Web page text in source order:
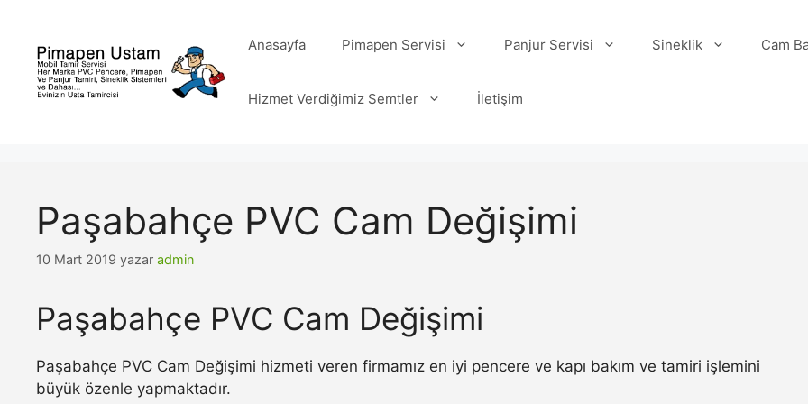
Anasayfa Pimapen Servisi Panjur Servisi Sineklik Cam
Hizmet Verdiğimiz Semtler İletişim
Paşabahçe PVC Cam Değişimi
10 Mart 2019 yazar admin
Paşabahçe PVC Cam Değişimi
Paşabahçe PVC Cam Değişimi hizmeti veren firmamız en iyi pencere ve kapı bakım ve tamiri işlemini
büyük özenle yapmaktadır.